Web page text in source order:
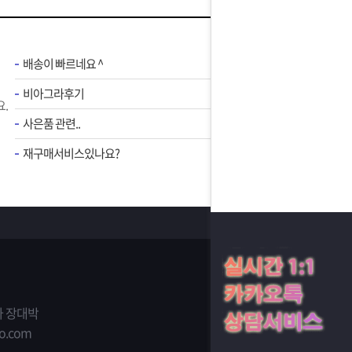
.
배송이 빠르네요 ^
비아그라후기
사은품 관련..
재구매서비스있나요?
장대박